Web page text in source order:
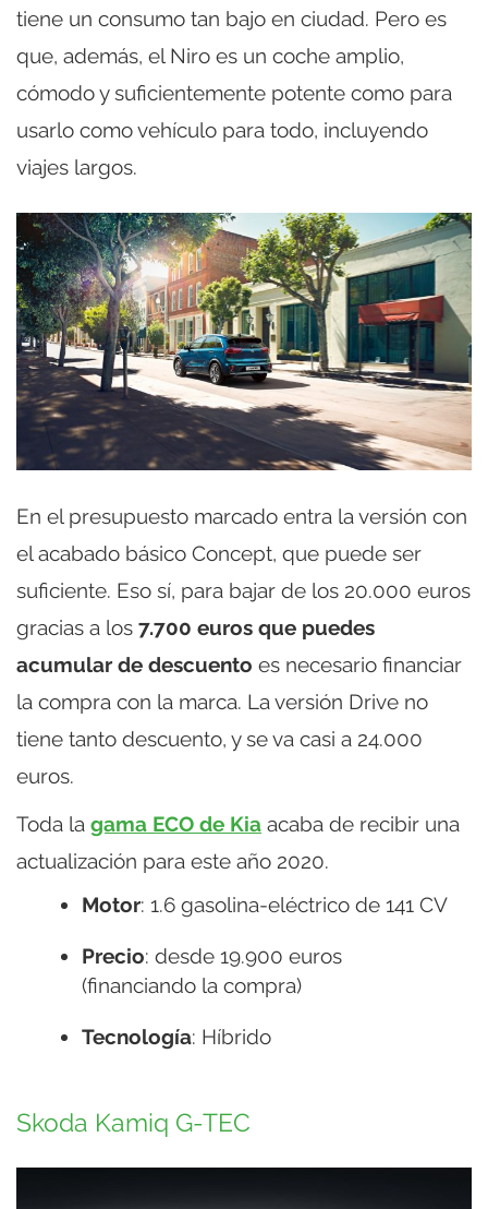
tiene un consumo tan bajo en ciudad. Pero es
que, además, el Niro es un coche amplio,
cómodo y suficientemente potente como para
usarlo como vehículo para todo, incluyendo
viajes largos.
En el presupuesto marcado entra la versión con
el acabado básico Concept, que puede ser
suficiente. Eso sí, para bajar de los 20.000 euros
gracias a los 7.700 euros que puedes
acumular de descuento es necesario financiar
la compra con la marca. La versión Drive no
tiene tanto descuento, y se va casi a 24.000
euros.
Toda la gama ECO de Kia acaba de recibir una
actualización para este año 2020.
Motor: 1.6 gasolina-eléctrico de 141 CV
Precio: desde 19.900 euros
(financiando la compra)
Tecnología: Híbrido
Skoda Kamiq G-TEC